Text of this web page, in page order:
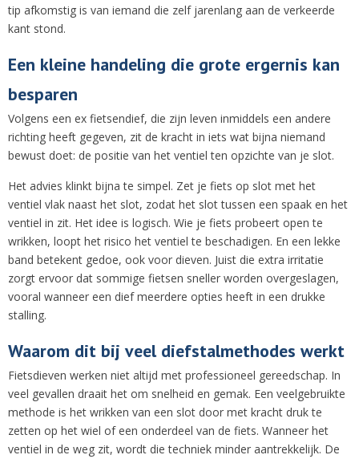
tip afkomstig is van iemand die zelf jarenlang aan de verkeerde
kant stond.
Een kleine handeling die grote ergernis kan
besparen
Volgens een ex fietsendief, die zijn leven inmiddels een andere
richting heeft gegeven, zit de kracht in iets wat bijna niemand
bewust doet: de positie van het ventiel ten opzichte van je slot.
Het advies klinkt bijna te simpel. Zet je fiets op slot met het
ventiel vlak naast het slot, zodat het slot tussen een spaak en het
ventiel in zit. Het idee is logisch. Wie je fiets probeert open te
wrikken, loopt het risico het ventiel te beschadigen. En een lekke
band betekent gedoe, ook voor dieven. Juist die extra irritatie
zorgt ervoor dat sommige fietsen sneller worden overgeslagen,
vooral wanneer een dief meerdere opties heeft in een drukke
stalling.
Waarom dit bij veel diefstalmethodes werkt
Fietsdieven werken niet altijd met professioneel gereedschap. In
veel gevallen draait het om snelheid en gemak. Een veelgebruikte
methode is het wrikken van een slot door met kracht druk te
zetten op het wiel of een onderdeel van de fiets. Wanneer het
ventiel in de weg zit, wordt die techniek minder aantrekkelijk. De